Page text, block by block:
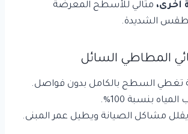
أخرى، مثالي للأسطح المعرضة
الشديدة.
تغطي السطح بالكامل بدون فواصل.
بنسبة 100%.
يقلل مشاكل الصيانة ويطيل عمر المبنى.